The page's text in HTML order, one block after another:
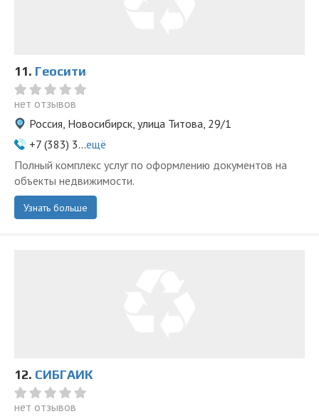
11. Геосити
нет отзывов
Россия, Новосибирск, улица Титова, 29/1
+7 (383) 3...ещё
Полный комплекс услуг по оформлению документов на
объекты недвижимости.
Узнать больше
12. СИБГАИК
нет отзывов